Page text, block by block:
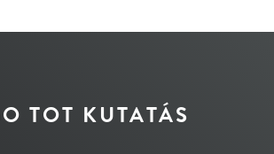
TOT KUTATÁS